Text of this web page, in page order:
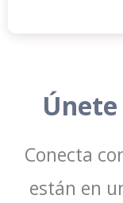
Conecta
están en